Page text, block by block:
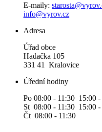
E-maily:
info@vyrov.cz
Adresa
Úřad obce
Hadačka 105
331 41 Kralovice
Úřední hodiny
Po 08:00 - 11:30 15:00 -
St 08:00 - 11:30 15:00 -
Čt 08:00 - 11:30